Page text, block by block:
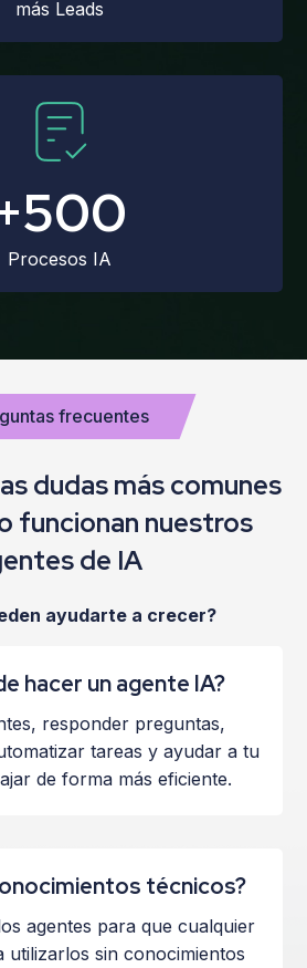
más Leads
Procesos IA
frecuentes
dudas más comunes
funcionan nuestros
de IA
ayudarte a crecer?
hacer un agente IA?
responder preguntas,
tareas y ayudar a tu
de forma más eficiente.
técnicos?
agentes para que cualquier
utilizarlos sin conocimientos